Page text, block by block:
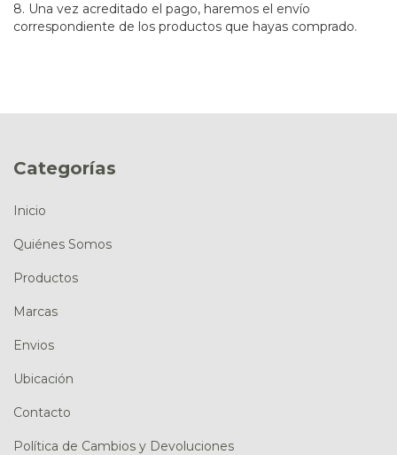
8. Una vez acreditado el pago, haremos el envío
correspondiente de los productos que hayas comprado.
Categorías
Inicio
Quiénes Somos
Productos
Marcas
Envios
Ubicación
Contacto
Política de Cambios y Devoluciones